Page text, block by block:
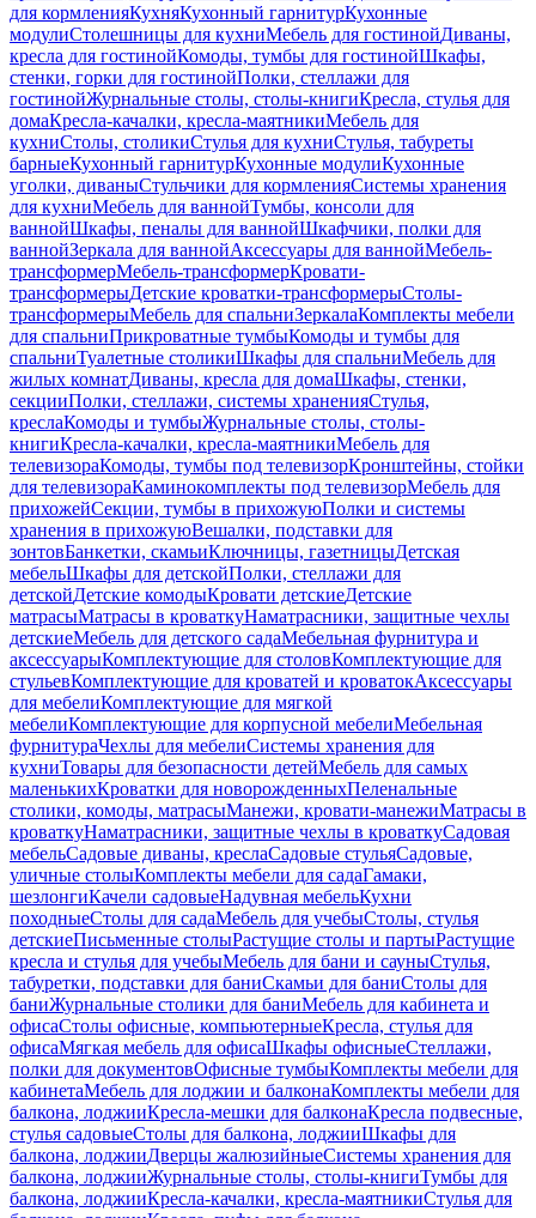
для кормленияКухняКухонный гарнитурКухонные
модулиСтолешницы для кухниМебель для гостинойДиваны,
кресла для гостинойКомоды, тумбы для гостинойШкафы,
стенки, горки для гостинойПолки, стеллажи для
гостинойЖурнальные столы, столы-книгиКресла, стулья для
домаКресла-качалки, кресла-маятникиМебель для
кухниСтолы, столикиСтулья для кухниСтулья, табуреты
барныеКухонный гарнитурКухонные модулиКухонные
уголки, диваныСтульчики для кормленияСистемы хранения
для кухниМебель для ваннойТумбы, консоли для
ваннойШкафы, пеналы для ваннойШкафчики, полки для
ваннойЗеркала для ваннойАксессуары для ваннойМебель-
трансформерМебель-трансформерКровати-
трансформерыДетские кроватки-трансформерыСтолы-
трансформерыМебель для спальниЗеркалаКомплекты мебели
для спальниПрикроватные тумбыКомоды и тумбы для
спальниТуалетные столикиШкафы для спальниМебель для
жилых комнатДиваны, кресла для домаШкафы, стенки,
секцииПолки, стеллажи, системы храненияСтулья,
креслаКомоды и тумбыЖурнальные столы, столы-
книгиКресла-качалки, кресла-маятникиМебель для
телевизораКомоды, тумбы под телевизорКронштейны, стойки
для телевизораКаминокомплекты под телевизорМебель для
прихожейСекции, тумбы в прихожуюПолки и системы
хранения в прихожуюВешалки, подставки для
зонтовБанкетки, скамьиКлючницы, газетницыДетская
мебельШкафы для детскойПолки, стеллажи для
детскойДетские комодыКровати детскиеДетские
матрасыМатрасы в кроваткуНаматрасники, защитные чехлы
детскиеМебель для детского садаМебельная фурнитура и
аксессуарыКомплектующие для столовКомплектующие для
стульевКомплектующие для кроватей и кроватокАксессуары
для мебелиКомплектующие для мягкой
мебелиКомплектующие для корпусной мебелиМебельная
фурнитураЧехлы для мебелиСистемы хранения для
кухниТовары для безопасности детейМебель для самых
маленькихКроватки для новорожденныхПеленальные
столики, комоды, матрасыМанежи, кровати-манежиМатрасы в
кроваткуНаматрасники, защитные чехлы в кроваткуСадовая
мебельСадовые диваны, креслаСадовые стульяСадовые,
уличные столыКомплекты мебели для садаГамаки,
шезлонгиКачели садовыеНадувная мебельКухни
походныеСтолы для садаМебель для учебыСтолы, стулья
детскиеПисьменные столыРастущие столы и партыРастущие
кресла и стулья для учебыМебель для бани и сауныСтулья,
табуретки, подставки для баниСкамьи для баниСтолы для
баниЖурнальные столики для баниМебель для кабинета и
офисаСтолы офисные, компьютерныеКресла, стулья для
офисаМягкая мебель для офисаШкафы офисныеСтеллажи,
полки для документовОфисные тумбыКомплекты мебели для
кабинетаМебель для лоджии и балконаКомплекты мебели для
балкона, лоджииКресла-мешки для балконаКресла подвесные,
стулья садовыеСтолы для балкона, лоджииШкафы для
балкона, лоджииДверцы жалюзийныеСистемы хранения для
балкона, лоджииЖурнальные столы, столы-книгиТумбы для
балкона, лоджииКресла-качалки, кресла-маятникиСтулья для